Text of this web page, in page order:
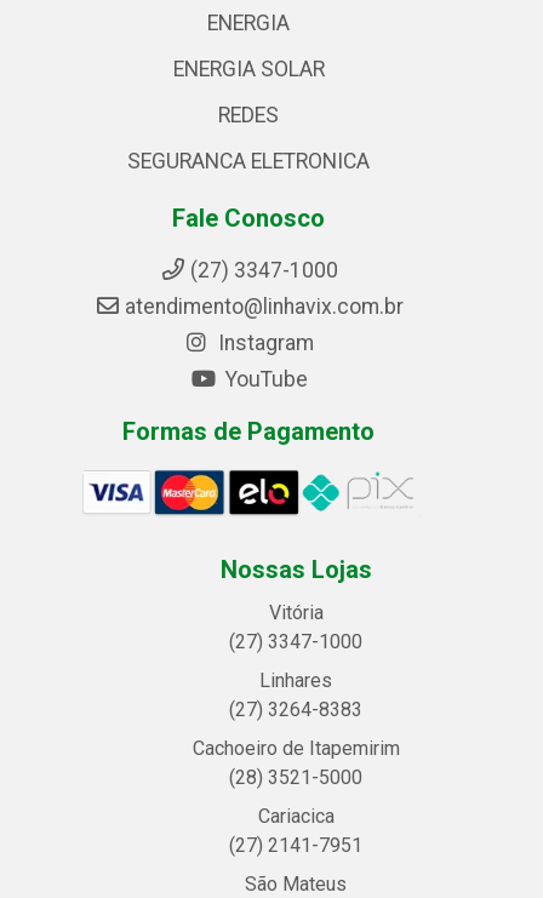
ENERGIA
ENERGIA SOLAR
REDES
SEGURANCA ELETRONICA
Fale Conosco
(27) 3347-1000
atendimento@linhavix.com.br
Instagram
YouTube
Formas de Pagamento
Nossas Lojas
Vitória
(27) 3347-1000
Linhares
(27) 3264-8383
Cachoeiro de Itapemirim
(28) 3521-5000
Cariacica
(27) 2141-7951
São Mateus